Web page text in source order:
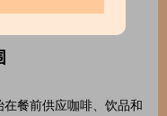
在餐前供应咖啡、饮品和